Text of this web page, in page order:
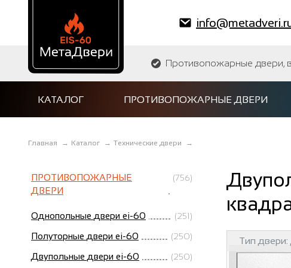
Противопожарные двери,
КАТАЛОГ ПРОТИВОПОЖАРНЫЕ ДВЕРИ
Главная → Каталог → Технические двери →
ПРОТИВОПОЖАРНЫЕ
ДВЕРИ
(756)
Однопольные двери ei-60 (251)
Полуторные двери ei-60 (250)
Двупольные двери ei-60 (250)
Тип двери: